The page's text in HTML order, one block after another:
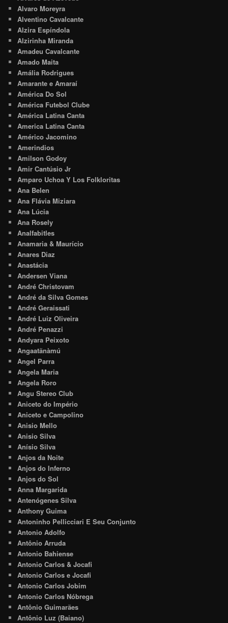
Alvaro Moreyra
Alventino Cavalcante
Alzira Espíndola
Alzirinha Miranda
Amadeu Cavalcante
Amado Maita
Amália Rodrigues
Amarante e Amaraí
América Do Sol
América Futebol Clube
América Latina Canta
America Latina Canta
Américo Jacomino
Amerindios
Amilson Godoy
Amir Cantúsio Jr
Amparo Uchoa Y Los Folkloritas
Ana Belen
Ana Flávia Miziara
Ana Lúcia
Ana Rosely
Analfabitles
Anamaria & Maurício
Anares Diaz
Anastácia
Andersen Viana
André Christovam
André da Silva Gomes
André Geraissati
André Luiz Oliveira
André Penazzi
Andyara Peixoto
Angaatãnàmú
Angel Parra
Angela Maria
Angela Roro
Angu Stereo Club
Aniceto do Império
Aniceto e Campolino
Anisio Mello
Anisio Silva
Anísio Silva
Anjos da Noite
Anjos do Inferno
Anjos do Sol
Anna Margarida
Antenógenes Silva
Anthony Guima
Antoninho Pellicciari E Seu Conjunto
Antonio Adolfo
Antônio Arruda
Antonio Bahiense
Antonio Carlos & Jocafi
Antonio Carlos e Jocafi
Antonio Carlos Jobim
Antonio Carlos Nóbrega
Antônio Guimarães
Antônio Luz (Baiano)